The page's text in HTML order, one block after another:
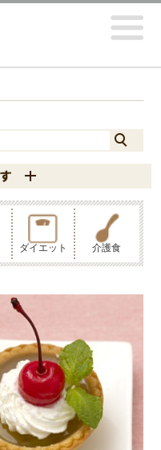
ダイエット 介護食